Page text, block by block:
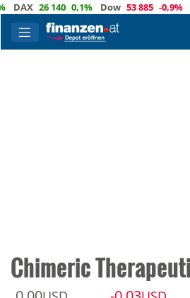
26 140 0,1% Dow 53 885 -0,9%
Chimeric